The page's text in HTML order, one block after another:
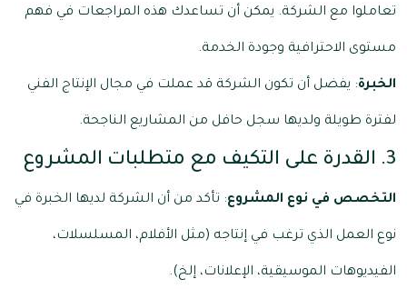
تعاملوا مع الشركة. يمكن أن تساعدك هذه المراجعات في فهم
مستوى الاحترافية وجودة الخدمة.
الخبرة: يفضل أن تكون الشركة قد عملت في مجال الإنتاج الفني
لفترة طويلة ولديها سجل حافل من المشاريع الناجحة.
3. القدرة على التكيف مع متطلبات المشروع
التخصص في نوع المشروع: تأكد من أن الشركة لديها الخبرة في
نوع العمل الذي ترغب في إنتاجه (مثل الأفلام، المسلسلات،
الفيديوهات الموسيقية، الإعلانات، إلخ).